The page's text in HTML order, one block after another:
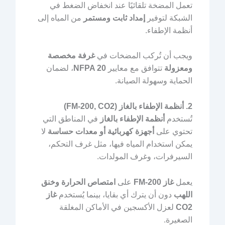
تعمل المضخة تلقائيًا عند انخفاض الضغط في
الشبكة لتوفير
إمداد ثابت ومستمر من المياه إلى
أنظمة الإطفاء.
ويجب أن تُركب المضخات فيغرفة مخصصة
ومعزولة تتوافق مع معاييرNFPA 20 ، لضمان
الحماية وسهولة الصيانة.
2. أنظمة الإطفاء بالغاز (FM-200, CO2)
تُستخدم أنظمة الإطفاء بالغاز في المناطق التي
تحتوي على أجهزة كهربائية أو معدات حساسة لا
يمكن استخدام المياه فيها، مثل غرف التحكم،
السيرفرات، وغرف المولدات.
يعملغاز FM-200 على امتصاص الحرارة وخنق
اللهب دون أن يترك أي بقايا، بينما يُستخدمغاز
CO2 لعزل الأكسجين في الأماكن المغلقة
الصغيرة.